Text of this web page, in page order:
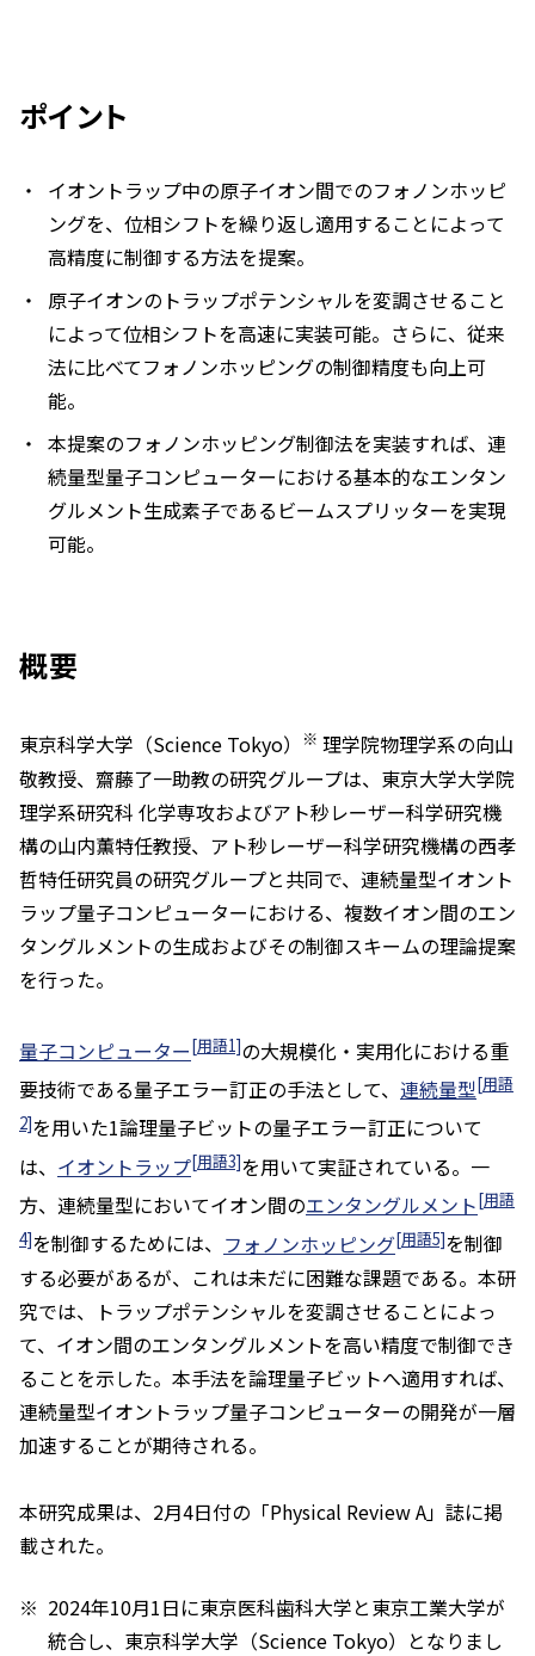
ポイント
イオントラップ中の原子イオン間でのフォノンホッピ
ングを、位相シフトを繰り返し適用することによって
高精度に制御する方法を提案。
原子イオンのトラップポテンシャルを変調させること
によって位相シフトを高速に実装可能。さらに、従来
法に比べてフォノンホッピングの制御精度も向上可
能。
本提案のフォノンホッピング制御法を実装すれば、連
続量型量子コンピューターにおける基本的なエンタン
グルメント生成素子であるビームスプリッターを実現
可能。
概要
東京科学大学（Science Tokyo） ※ 理学院物理学系の向山
敬教授、齋藤了一助教の研究グループは、東京大学大学院
理学系研究科 化学専攻およびアト秒レーザー科学研究機
構の山内薫特任教授、アト秒レーザー科学研究機構の西孝
哲特任研究員の研究グループと共同で、連続量型イオント
ラップ量子コンピューターにおける、複数イオン間のエン
タングルメントの生成およびその制御スキームの理論提案
を行った。
量子コンピューター[用語1]の大規模化・実用化における重
要技術である量子エラー訂正の手法として、 連続量型[用語
2]を用いた1論理量子ビットの量子エラー訂正について
は、 イオントラップ[用語3]を用いて実証されている。一
方、連続量型においてイオン間のエンタングルメント[用語
4]を制御するためには、 フォノンホッピング[用語5]を制御
する必要があるが、これは未だに困難な課題である。本研
究では、トラップポテンシャルを変調させることによっ
て、イオン間のエンタングルメントを高い精度で制御でき
ることを示した。本手法を論理量子ビットへ適用すれば、
連続量型イオントラップ量子コンピューターの開発が一層
加速することが期待される。
本研究成果は、2月4日付の「Physical Review A」誌に掲
載された。
2024年10月1日に東京医科歯科大学と東京工業大学が
統合し、東京科学大学（Science Tokyo）となりまし